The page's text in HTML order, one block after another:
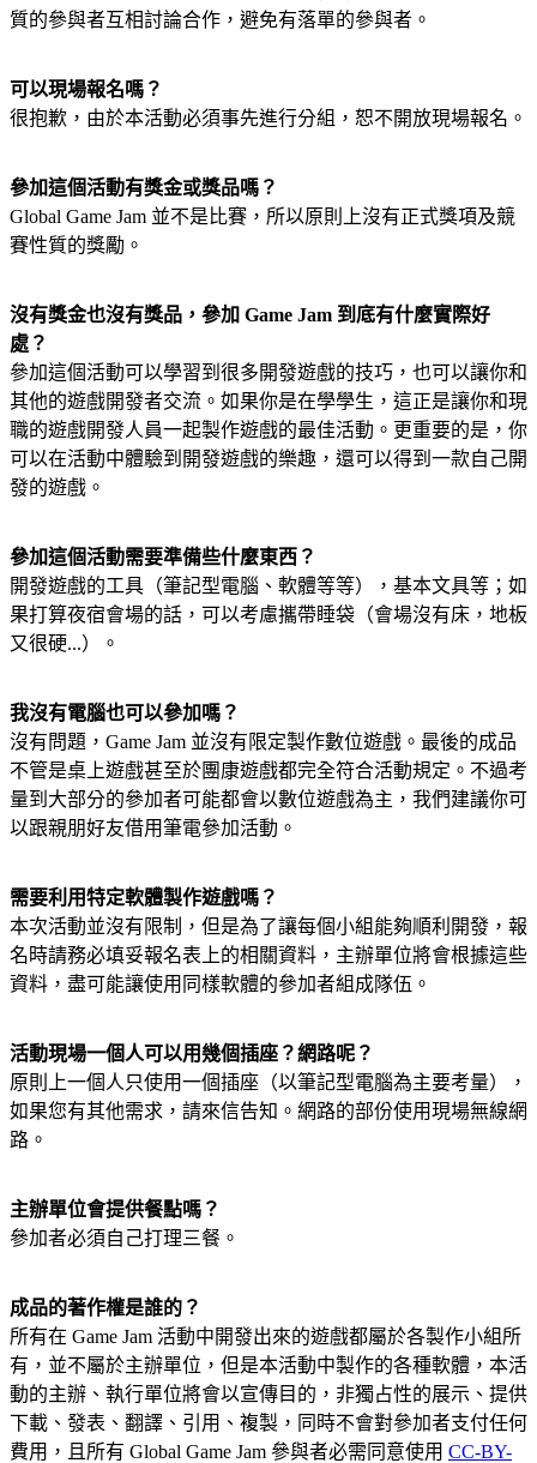
質的參與者互相討論合作，避免有落單的參與者。
可以現場報名嗎？
很抱歉，由於本活動必須事先進行分組，恕不開放現場報名。
參加這個活動有獎金或獎品嗎？
Global Game Jam 並不是比賽，所以原則上沒有正式獎項及競
賽性質的獎勵。
沒有獎金也沒有獎品，參加 Game Jam 到底有什麼實際好
處？
參加這個活動可以學習到很多開發遊戲的技巧，也可以讓你和
其他的遊戲開發者交流。如果你是在學學生，這正是讓你和現
職的遊戲開發人員一起製作遊戲的最佳活動。更重要的是，你
可以在活動中體驗到開發遊戲的樂趣，還可以得到一款自己開
發的遊戲。
參加這個活動需要準備些什麼東西？
開發遊戲的工具（筆記型電腦、軟體等等），基本文具等；如
果打算夜宿會場的話，可以考慮攜帶睡袋（會場沒有床，地板
又很硬...）。
我沒有電腦也可以參加嗎？
沒有問題，Game Jam 並沒有限定製作數位遊戲。最後的成品
不管是桌上遊戲甚至於團康遊戲都完全符合活動規定。不過考
量到大部分的參加者可能都會以數位遊戲為主，我們建議你可
以跟親朋好友借用筆電參加活動。
需要利用特定軟體製作遊戲嗎？
本次活動並沒有限制，但是為了讓每個小組能夠順利開發，報
名時請務必填妥報名表上的相關資料，主辦單位將會根據這些
資料，盡可能讓使用同樣軟體的參加者組成隊伍。
活動現場一個人可以用幾個插座？網路呢？
原則上一個人只使用一個插座（以筆記型電腦為主要考量），
如果您有其他需求，請來信告知。網路的部份使用現場無線網
路。
主辦單位會提供餐點嗎？
參加者必須自己打理三餐。
成品的著作權是誰的？
所有在 Game Jam 活動中開發出來的遊戲都屬於各製作小組所
有，並不屬於主辦單位，但是本活動中製作的各種軟體，本活
動的主辦、執行單位將會以宣傳目的，非獨占性的展示、提供
下載、發表、翻譯、引用、複製，同時不會對參加者支付任何
費用，且所有 Global Game Jam 參與者必需同意使用 CC-BY-